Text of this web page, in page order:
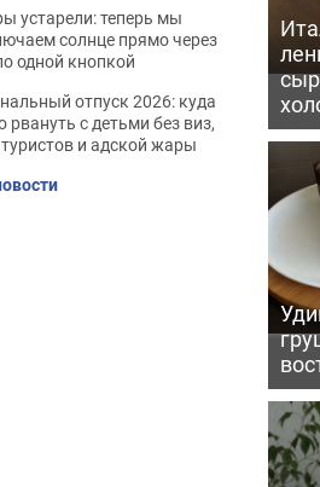
устарели: теперь мы
солнце прямо через
одной кнопкой
отпуск 2026: куда
рвануть с детьми без виз,
и адской жары